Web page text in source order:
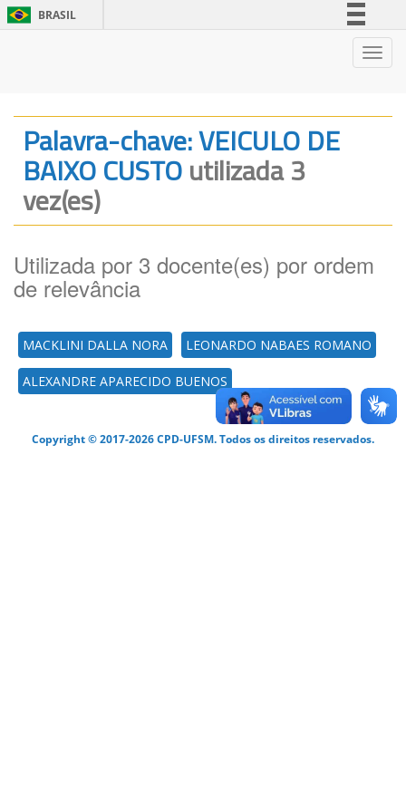
BRASIL
Legislação
Canais
Palavra-chave: VEICULO DE
BAIXO CUSTOutilizada 3
vez(es)
Utilizada por 3 docente(es) por ordem
de relevância
MACKLINI DALLA NORA LEONARDO NABAES ROMANO
ALEXANDRE APARECIDO BUENOS
Copyright © 2017-2026 CPD-UFSM. Todos os direitos reservados.